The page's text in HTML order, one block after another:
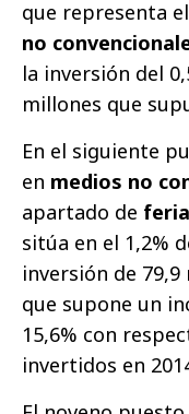
que representa
no
la inversión del
millones que
En el siguiente
en medios no
apartado de
sitúa en el 1,2%
inversión de
que supone un
15,6% con
invertidos en